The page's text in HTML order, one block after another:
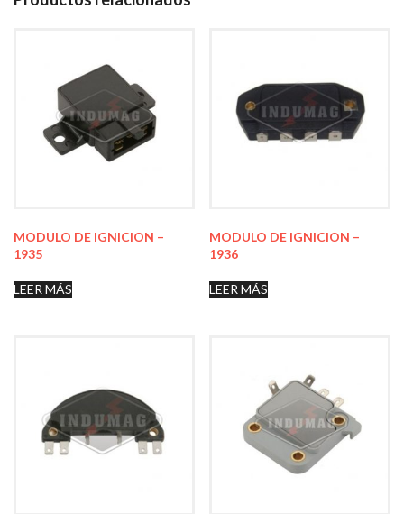
MODULO DE IGNICION –
1935
LEER MÁS
MODULO DE IGNICION –
1936
LEER MÁS